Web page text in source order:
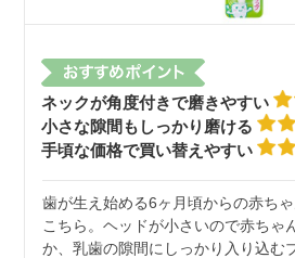
ネックが角度付きで磨きやすい
小さな隙間もしっかり磨ける
手頃な価格で買い替えやすい
歯が生え始める6ヶ月頃からの赤ち
こちら。ヘッドが小さいので赤ちゃ
か、乳歯の隙間にしっかり入り込む